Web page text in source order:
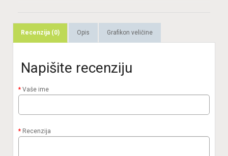
Recenzija (0) Opis Grafikon veličine
Napišite recenziju
Vaše ime
Recenzija